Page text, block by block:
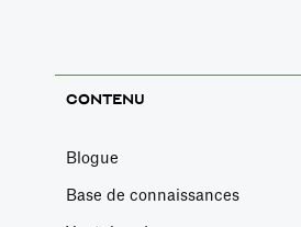
CONTENU
Blogue
Base de connaissances